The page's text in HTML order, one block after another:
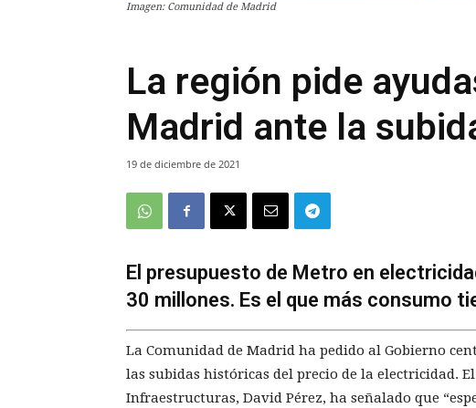
Imagen: Comunidad de Madrid
La región pide
Madrid ante la
19 de diciembre de 2021
El presupuesto de Metro en
30 millones. Es el que más consumo
La Comunidad de Madrid ha pedido al Gobierno
las subidas históricas del precio de la electricidad.
Infraestructuras, David Pérez, ha señalado que